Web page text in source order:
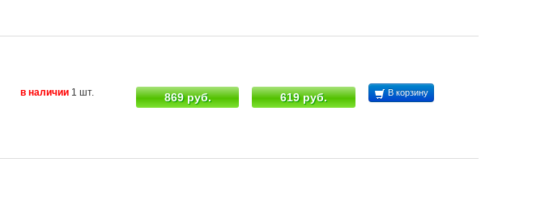
в наличии 1 шт. 869 руб. 619 руб. В корзину